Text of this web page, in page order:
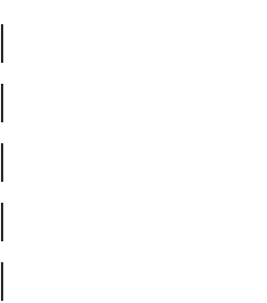
|
|
|
|
|